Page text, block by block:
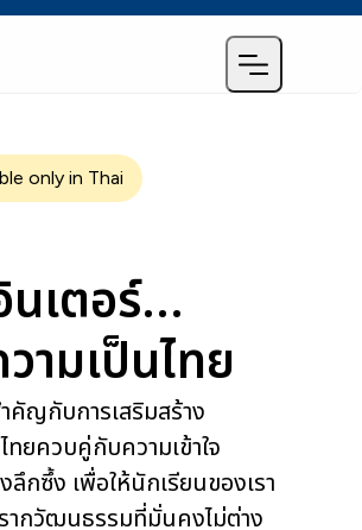
only in Thai
เตอร์...
ามเป็นไทย
คัญกับการเสริมสร้าง
ยควบคู่กับความเข้าใจ
กซึ้ง เพื่อให้นักเรียนของเรา
ากวัฒนธรรมที่มั่นคงไม่ต่าง